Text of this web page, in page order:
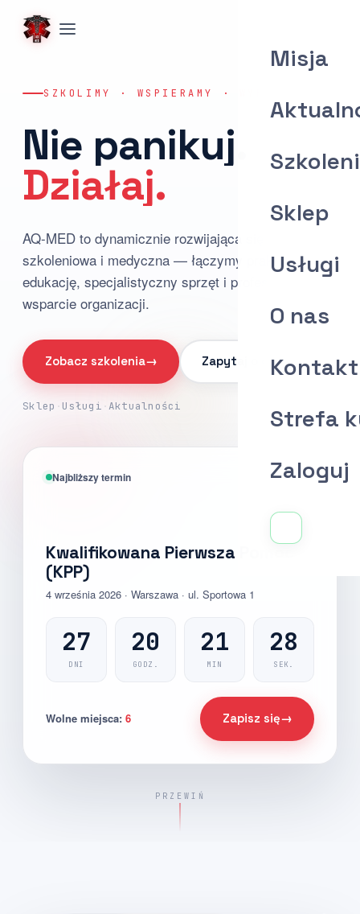
Misja
Sklep
Usługi
O nas
Kontakt
Strefa
Zaloguj
SZKOLIMY · WSPIERAMY · WYPOSAŻAMY
Nie panikuj.
Działaj.
AQ-MED to dynamicznie rozwijająca się firma
szkoleniowa i medyczna — łączymy praktyczną
edukację, specjalistyczny sprzęt i profesjonalne
wsparcie organizacji.
Zobacz szkolenia→ Zapytaj o ofertę
Sklep · Usługi ·Aktualności
Najbliższy termin AQ-MED
Kwalifikowana Pierwsza Pomoc
(KPP)
4 września 2026 · Warszawa · ul. Sportowa 1
27
DNI
20
GODZ.
21
MIN
27
SEK.
Wolne miejsca: 6 Zapisz się→
PRZEWIŃ